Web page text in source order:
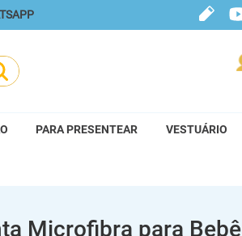
PARA PRESENTEAR VESTUÁRIO
Microfibra para Bebê